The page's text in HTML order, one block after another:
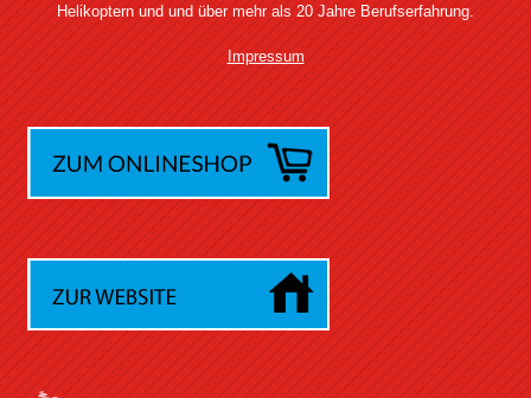
Helikoptern und und über mehr als 20 Jahre Berufserfahrung.
Impressum